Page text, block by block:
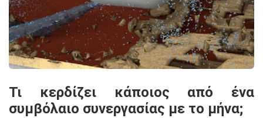
Τι κερδίζει κάποιος από ένα
συμβόλαιο συνεργασίας με το μήνα;